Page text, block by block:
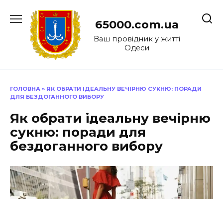
до
65000.com.ua
Ваш провідник у житті
Одеси
ГОЛОВНА » ЯК ОБРАТИ ІДЕАЛЬНУ ВЕЧІРНЮ СУКНЮ: ПОРАДИ
ДЛЯ БЕЗДОГАННОГО ВИБОРУ
Як обрати ідеальну вечірню
сукню: поради для
бездоганного вибору